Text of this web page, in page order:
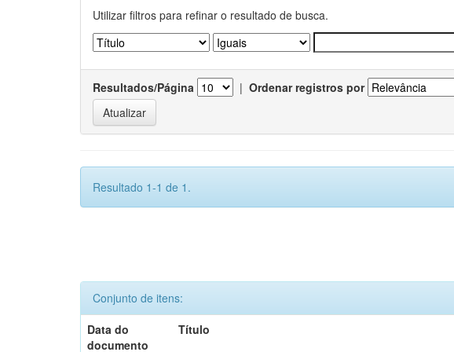
Utilizar filtros para refinar o resultado de busca.
Resultados/Página | Ordenar registros por
Resultado 1-1 de 1.
Conjunto de itens:
Data do
documento
Título